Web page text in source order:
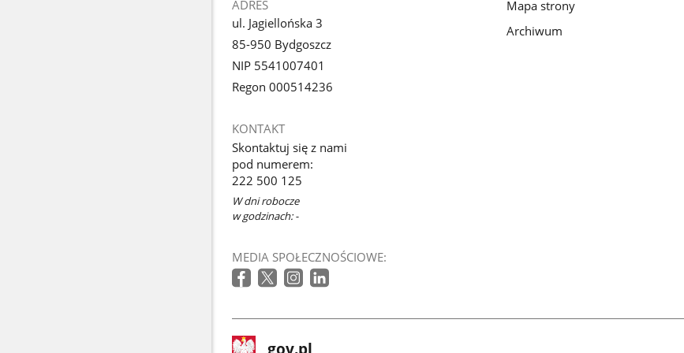
ADRES
ul. Jagiellońska 3
85-950 Bydgoszcz
NIP 5541007401
Regon 000514236
KONTAKT
Skontaktuj się z nami
pod numerem:
222 500 125
W dni robocze
w godzinach: -
MEDIA SPOŁECZNOŚCIOWE:
Mapa strony
Archiwum
stopkaStrona
gov.pl